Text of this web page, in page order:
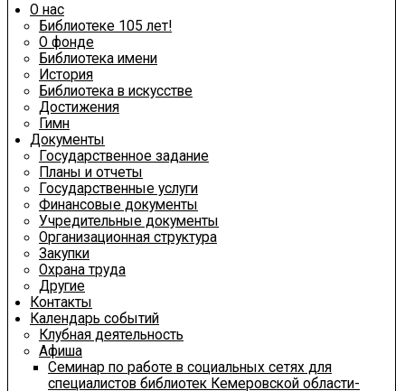
О нас
Библиотеке 105 лет!
О фонде
Библиотека имени
История
Библиотека в искусстве
Достижения
Гимн
Документы
Государственное задание
Планы и отчеты
Государственные услуги
Финансовые документы
Учредительные документы
Организационная структура
Закупки
Охрана труда
Другие
Контакты
Календарь событий
Клубная деятельность
Афиша
Семинар по работе в социальных сетях для
специалистов библиотек Кемеровской области-